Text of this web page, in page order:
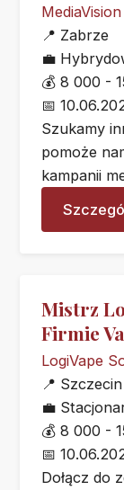
📍 Zabrze
💼
💰 8 000 -
📅
Szukamy
pomoże
kampanii
Mistrz
Firmie
LogiVape
📍 Szczecin
💼
💰 8 000 -
📅
Dołącz do